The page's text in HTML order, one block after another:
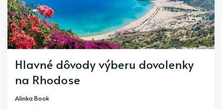
Hlavné dôvody výberu dovolenky
na Rhodose
Alinka Book